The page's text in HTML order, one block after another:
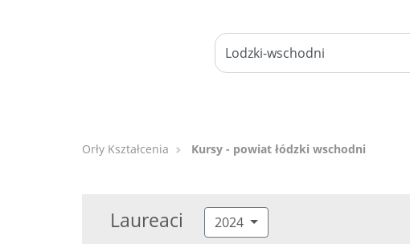
Orły Kształcenia Kursy - powiat łódzki wschodni
Laureaci 2024